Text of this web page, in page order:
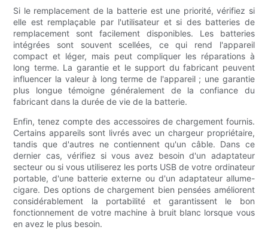
Si le remplacement de la batterie est une priorité, vérifiez si
elle est remplaçable par l'utilisateur et si des batteries de
remplacement sont facilement disponibles. Les batteries
intégrées sont souvent scellées, ce qui rend l'appareil
compact et léger, mais peut compliquer les réparations à
long terme. La garantie et le support du fabricant peuvent
influencer la valeur à long terme de l'appareil ; une garantie
plus longue témoigne généralement de la confiance du
fabricant dans la durée de vie de la batterie.
Enfin, tenez compte des accessoires de chargement fournis.
Certains appareils sont livrés avec un chargeur propriétaire,
tandis que d'autres ne contiennent qu'un câble. Dans ce
dernier cas, vérifiez si vous avez besoin d'un adaptateur
secteur ou si vous utiliserez les ports USB de votre ordinateur
portable, d'une batterie externe ou d'un adaptateur allume-
cigare. Des options de chargement bien pensées améliorent
considérablement la portabilité et garantissent le bon
fonctionnement de votre machine à bruit blanc lorsque vous
en avez le plus besoin.